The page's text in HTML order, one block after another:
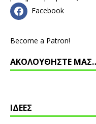
Facebook
Become a Patron!
ΑΚΟΛΟΥΘΗΣΤΕ
ΙΔΕΕΣ